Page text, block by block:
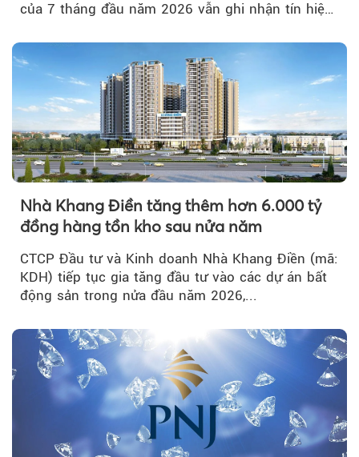
của 7 tháng đầu năm 2026 vẫn ghi nhận tín hiệu
Nhà Khang Điền tăng thêm hơn 6.000 tỷ
đồng hàng tồn kho sau nửa năm
CTCP Đầu tư và Kinh doanh Nhà Khang Điền (mã:
KDH) tiếp tục gia tăng đầu tư vào các dự án bất
động sản trong nửa đầu năm 2026,...